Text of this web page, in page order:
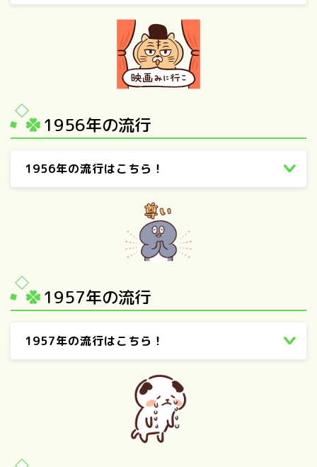
1956年の流行
1956年の流行はこちら！
1957年の流行
1957年の流行はこちら！